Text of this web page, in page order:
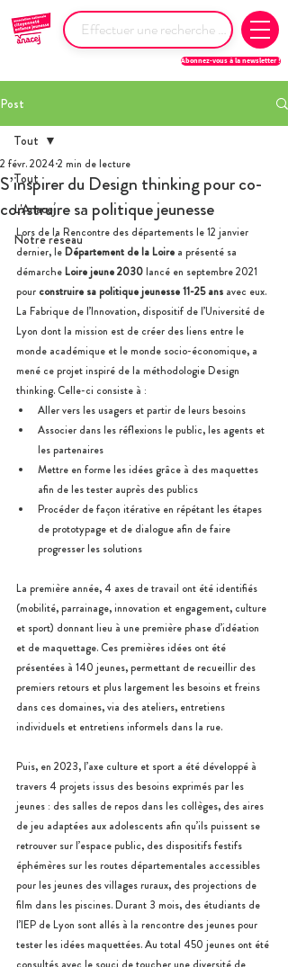
Abonnez-vous à la newsletter !
Post
Tout
L'Anacej
Notre réseau
Tout
S’inspirer du Design thinking pour co-
construire sa politique jeunesse
2 févr. 2024 2 min de lecture
Lors de la Rencontre des départements le 12 janvier
dernier, le Département de la Loire a présenté sa
démarche Loire jeune 2030 lancé en septembre 2021
pour construire sa politique jeunesse 11-25 ans avec eux.
La Fabrique de l’Innovation, dispositif de l’Université de
Lyon dont la mission est de créer des liens entre le
monde académique et le monde socio-économique, a
mené ce projet inspiré de la méthodologie Design
thinking. Celle-ci consiste à :
Aller vers les usagers et partir de leurs besoins
Associer dans les réflexions le public, les agents et
les partenaires
Mettre en forme les idées grâce à des maquettes
afin de les tester auprès des publics
Procéder de façon itérative en répétant les étapes
de prototypage et de dialogue afin de faire
progresser les solutions
La première année, 4 axes de travail ont été identifiés
(mobilité, parrainage, innovation et engagement, culture
et sport) donnant lieu à une première phase d’idéation
et de maquettage. Ces premières idées ont été
présentées à 140 jeunes, permettant de recueillir des
premiers retours et plus largement les besoins et freins
dans ces domaines, via des ateliers, entretiens
individuels et entretiens informels dans la rue.
Puis, en 2023, l’axe culture et sport a été développé à
travers 4 projets issus des besoins exprimés par les
jeunes : des salles de repos dans les collèges, des aires
de jeu adaptées aux adolescents afin qu’ils puissent se
retrouver sur l’espace public, des dispositifs festifs
éphémères sur les routes départementales accessibles
pour les jeunes des villages ruraux, des projections de
film dans les piscines. Durant 3 mois, des étudiants de
l’IEP de Lyon sont allés à la rencontre des jeunes pour
tester les idées maquettées. Au total 450 jeunes ont été